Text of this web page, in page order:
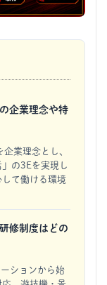
企業理念や特
業理念とし、
の3Eを実現し
て働ける環境
修制度はどの
ションから始